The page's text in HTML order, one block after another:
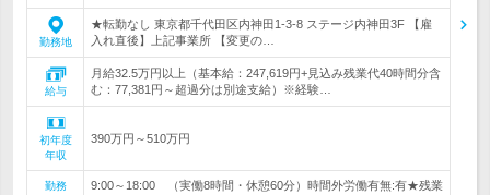
勤務地
★転勤なし 東京都千代田区内神田1-3-8 ステージ内神田3F 【雇
入れ直後】上記事業所 【変更の…
給与
月給32.5万円以上（基本給：247,619円+見込み残業代40時間分含
む：77,381円～超過分は別途支給）※経験…
初年度
年収
390万円～510万円
勤務
9:00～18:00 （実働8時間・休憩60分）時間外労働有無:有★残業